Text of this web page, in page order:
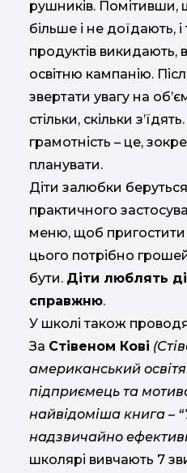
рушників. Помітивши,
більше і не доїдають,
продуктів викидають,
освітню кампанію.
звертати увагу на
стільки, скільки
грамотність – це,
планувати.
Діти залюбки
практичного
меню, щоб пригостити
цього потрібно
бути. Діти люблять
справжню.
У школі також
За Стівеном Кові
американський
підприємець та
найвідоміша книга –
надзвичайно
школярі вивчають 7